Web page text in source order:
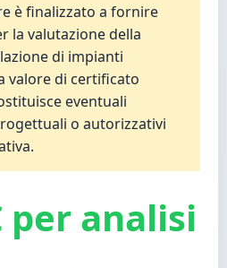
è finalizzato a fornire
la valutazione della
di impianti
valore di certificato
eventuali
o autorizzativi
per analisi